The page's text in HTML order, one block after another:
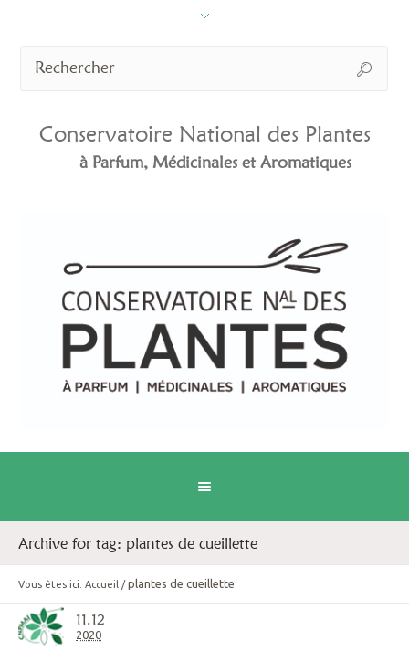
Conservatoire National des Plantes
à Parfum, Médicinales et Aromatiques
Archive for tag: plantes de cueillette
Vous êtes ici: Accueil / plantes de cueillette
11.12
2020